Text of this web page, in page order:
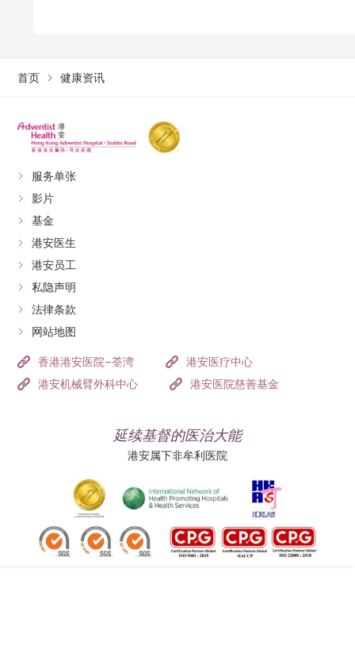
首页 健康资讯
服务单张
影片
基金
港安医生
港安员工
私隐声明
法律条款
网站地图
香港港安医院–荃湾
港安医疗中心
港安机械臂外科中心
港安医院慈善基金
延续基督的医治大能
港安属下非牟利医院